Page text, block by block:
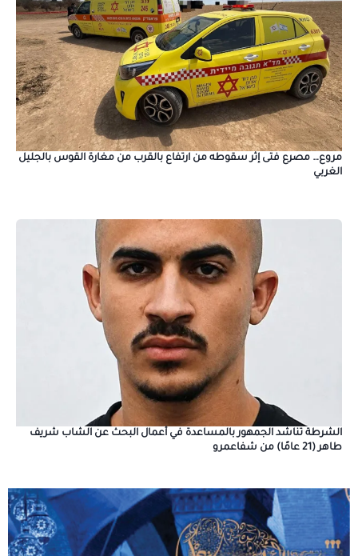
مروع… مصرع فتى إثر سقوطه من ارتفاع بالقرب من مغارة القوس بالجليل
الغربي
الشرطة تناشد الجمهور بالمساعدة في أعمال البحث عن الشاب شريف
طاهر (21 عامًا) من شفاعمرو